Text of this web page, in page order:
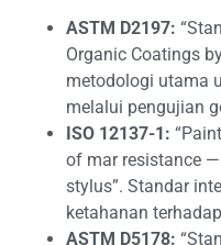
ASTM D2197:
Organic Coatings
metodologi utama
melalui pengujian
ISO 12137-1:
of mar resistance
stylus”. Standar
ketahanan
ASTM D5178: